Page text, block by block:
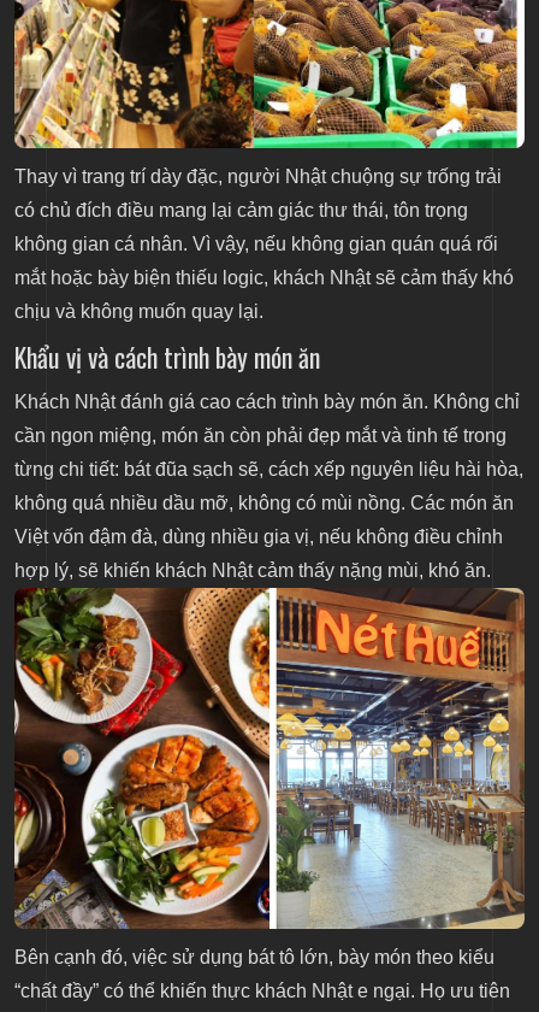
Thay vì trang trí dày đặc, người Nhật chuộng sự trống trải
có chủ đích điều mang lại cảm giác thư thái, tôn trọng
không gian cá nhân. Vì vậy, nếu không gian quán quá rối
mắt hoặc bày biện thiếu logic, khách Nhật sẽ cảm thấy khó
chịu và không muốn quay lại.
Khẩu vị và cách trình bày món ăn
Khách Nhật đánh giá cao cách trình bày món ăn. Không chỉ
cần ngon miệng, món ăn còn phải đẹp mắt và tinh tế trong
từng chi tiết: bát đũa sạch sẽ, cách xếp nguyên liệu hài hòa,
không quá nhiều dầu mỡ, không có mùi nồng. Các món ăn
Việt vốn đậm đà, dùng nhiều gia vị, nếu không điều chỉnh
hợp lý, sẽ khiến khách Nhật cảm thấy nặng mùi, khó ăn.
Bên cạnh đó, việc sử dụng bát tô lớn, bày món theo kiểu
“chất đầy” có thể khiến thực khách Nhật e ngại. Họ ưu tiên